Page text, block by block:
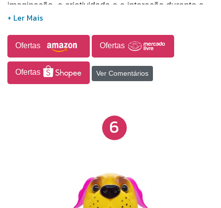
imaginação, a criatividade e a interação durante a
brincadeira, proporcionando uma experiência lúdica
Ofertas Ofertas
Ofertas Ver Comentários
6